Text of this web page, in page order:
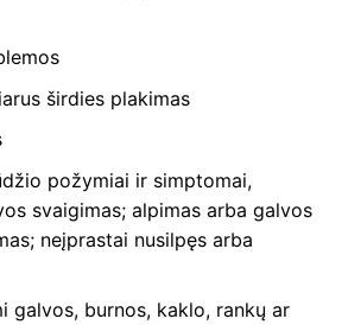
širdies plakimas
požymiai ir simptomai,
svaigimas; alpimas arba galvos
neįprastai nusilpęs arba
galvos, burnos, kaklo, rankų ar